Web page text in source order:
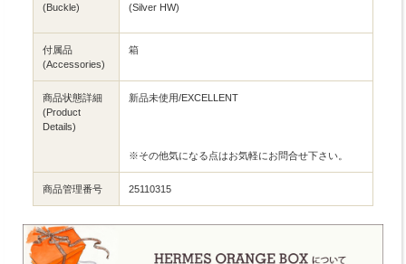
(Buckle)
(Silver HW)
付属品
(Accessories)
箱
商品状態詳細
(Product
Details)
新品未使用/EXCELLENT
※その他気になる点はお気軽にお問合せ下さい。
商品管理番号 25110315